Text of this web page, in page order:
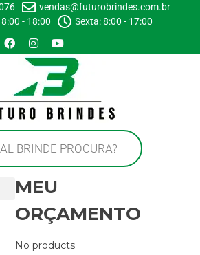
vendas@futurobrindes.com.br
8:00 - 18:00
Sexta: 8:00 - 17:00
MEU
ORÇAMENTO
No products